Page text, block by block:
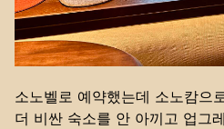
소노벨로 예약했는데 소노캄으
더 비싼 숙소를 안 아끼고 업그